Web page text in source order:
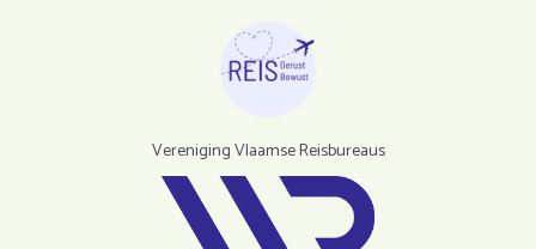
Vereniging Vlaamse Reisbureaus